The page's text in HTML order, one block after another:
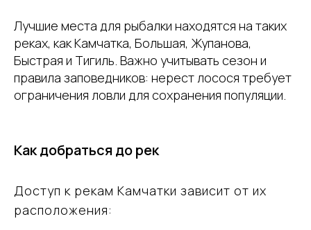
Лучшие места для рыбалки находятся на таких
реках, как Камчатка, Большая, Жупанова,
Быстрая и Тигиль. Важно учитывать сезон и
правила заповедников: нерест лосося требует
ограничения ловли для сохранения популяции.
Как добраться до рек
Доступ к рекам Камчатки зависит от их
расположения: